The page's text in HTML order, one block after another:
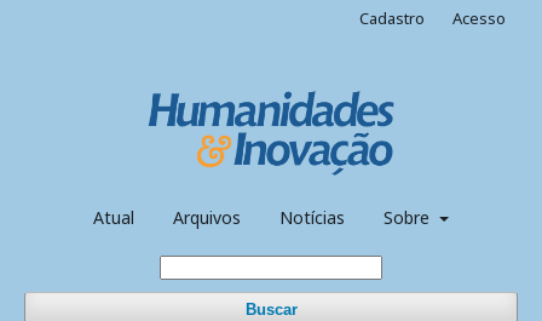
Atual Arquivos Notícias Sobre
Buscar
Cadastro Acesso